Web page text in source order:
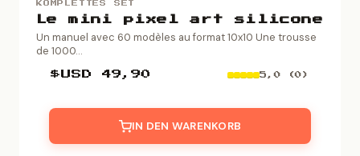
KOMPLETTES SET
Le mini pixel art silicone
Un manuel avec 60 modèles au format 10x10 Une trousse
de 1000...
$USD49,90 5,0 (0)
IN DEN WARENKORB